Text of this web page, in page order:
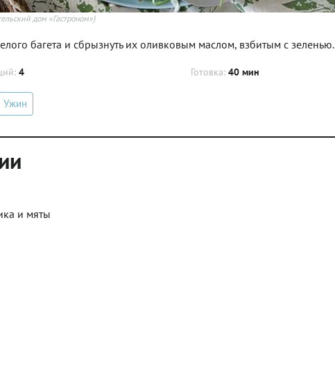
дом «Гастроном»)
багета и сбрызнуть их оливковым маслом, взбитым с зеленью.
4 Готовка:40 мин
Ужин
и мяты